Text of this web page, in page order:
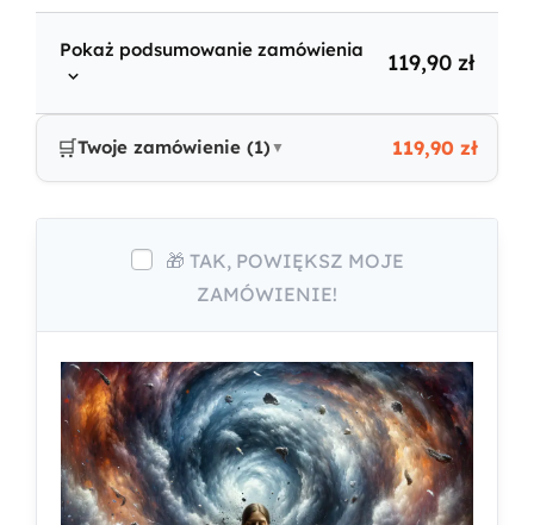
Pokaż podsumowanie zamówienia 119,90 zł
🛒Twoje zamówienie (1) ▼ 119,90 zł
🎁 TAK, POWIĘKSZ MOJE
ZAMÓWIENIE!